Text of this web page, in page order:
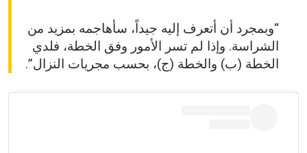
“وبمجرد أن أتعرف إليه جيداً، سأهاجمه بمزيد من
الشراسة. وإذا لم تسر الأمور وفق الخطة، فلدي
الخطة (ب) والخطة (ج)، بحسب مجريات النزال”.